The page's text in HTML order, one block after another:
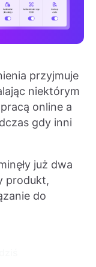
przyjmuje
niektórym
online a
gdy inni
już dwa
produkt,
do